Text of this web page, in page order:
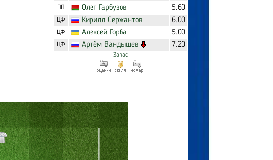
ПП Олег Гарбузов 5.60
ЦФ Кирилл Сержантов 6.00
ЦФ Алексей Горба 5.00
ЦФ Артём Вандышев 7.20
Запас